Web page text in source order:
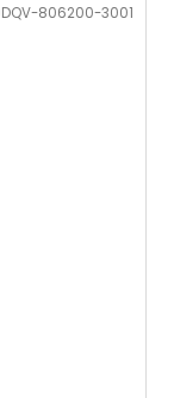
806200-3001